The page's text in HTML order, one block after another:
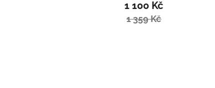
1 100 Kč
1 359 Kč